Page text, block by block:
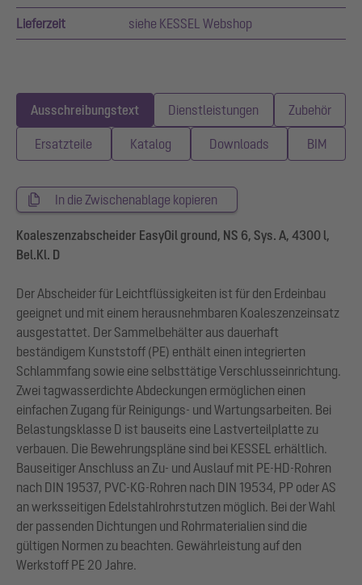
Lieferzeit siehe KESSEL Webshop
Ausschreibungstext Dienstleistungen Zubehör
Ersatzteile Katalog Downloads BIM
In die Zwischenablage kopieren
Koaleszenzabscheider EasyOil ground, NS 6, Sys. A, 4300 l,
Bel.Kl. D
Der Abscheider für Leichtflüssigkeiten ist für den Erdeinbau
geeignet und mit einem herausnehmbaren Koaleszenzeinsatz
ausgestattet. Der Sammelbehälter aus dauerhaft
beständigem Kunststoff (PE) enthält einen integrierten
Schlammfang sowie eine selbsttätige Verschlusseinrichtung.
Zwei tagwasserdichte Abdeckungen ermöglichen einen
einfachen Zugang für Reinigungs- und Wartungsarbeiten. Bei
Belastungsklasse D ist bauseits eine Lastverteilplatte zu
verbauen. Die Bewehrungspläne sind bei KESSEL erhältlich.
Bauseitiger Anschluss an Zu- und Auslauf mit PE-HD-Rohren
nach DIN 19537, PVC-KG-Rohren nach DIN 19534, PP oder AS
an werksseitigen Edelstahlrohrstutzen möglich. Bei der Wahl
der passenden Dichtungen und Rohrmaterialien sind die
gültigen Normen zu beachten. Gewährleistung auf den
Werkstoff PE 20 Jahre.